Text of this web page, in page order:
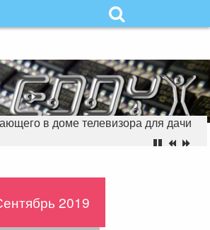
в
в доме телевизора для дачи
2019